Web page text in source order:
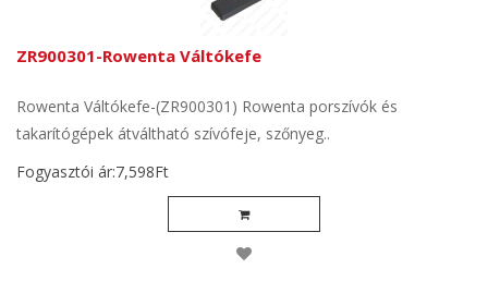
ZR900301-Rowenta Váltókefe
Rowenta Váltókefe-(ZR900301) Rowenta porszívók és
takarítógépek átváltható szívófeje, szőnyeg..
Fogyasztói ár:7,598Ft